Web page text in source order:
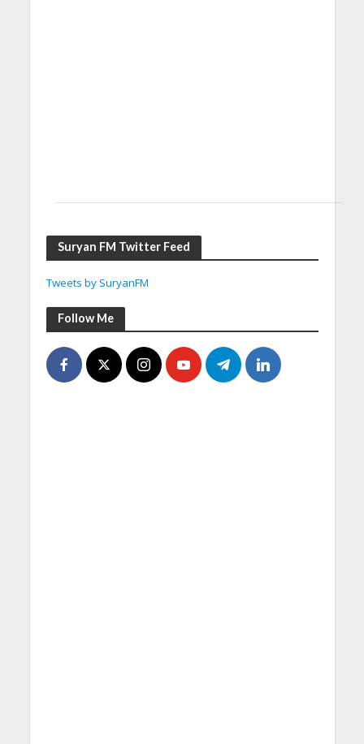
Suryan FM Twitter Feed
Tweets by SuryanFM
Follow Me